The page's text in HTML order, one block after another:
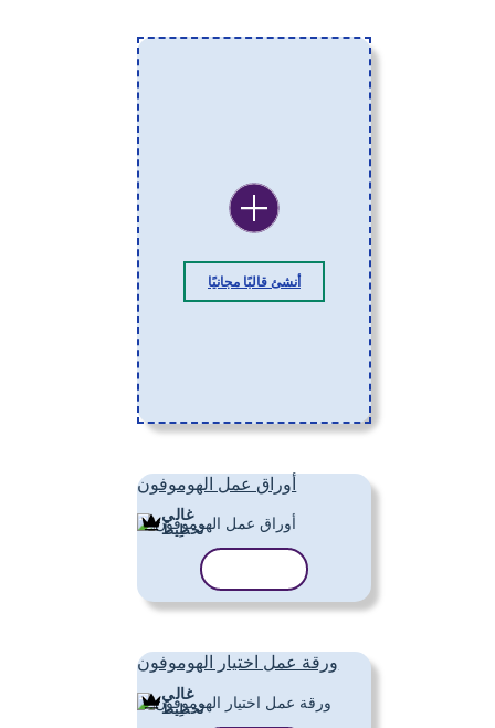
أنشئ قالبًا مجانيًا
أوراق عمل الهوموفون
غالي
تَخطِيط
ورقة عمل اختيار الهوموفون
غالي
تَخطِيط